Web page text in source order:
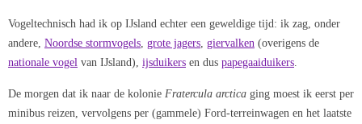
Vogeltechnisch had ik op IJsland echter een geweldige tijd: ik zag, onder
andere, Noordse stormvogels grote jagers giervalken (overigens de
nationale vogel van IJsland), ijsduikers en dus papegaaiduikers
De morgen dat ik naar de kolonie Fratercula arctica ging moest ik eerst per
minibus reizen, vervolgens per (gammele) Ford-terreinwagen en het laatste